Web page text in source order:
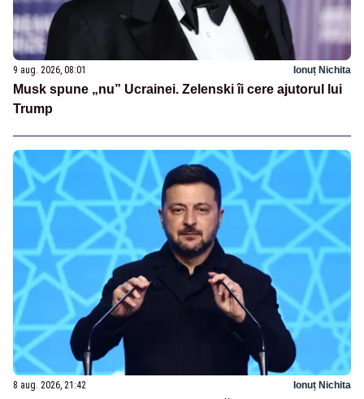
9 aug. 2026, 08:01 Ionuț Nichita
Musk spune „nu” Ucrainei. Zelenski îi cere ajutorul lui
Trump
8 aug. 2026, 21:42 Ionuț Nichita